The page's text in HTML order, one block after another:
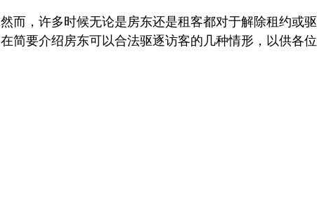
然而，许多时候无论是房东还是租客都对于解除租约或
在简要介绍房东可以合法驱逐访客的几种情形，以供各位